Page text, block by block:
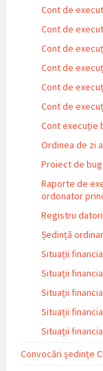
Cont de
Cont de
Cont de
Cont de
Cont de
Cont de
Cont execuție
Ordinea de zi
Proiect de
Raporte de
ordonator
Registru
Ședință
Situații
Situaţii
Situaţii
Situații
Situaţii
Convocări ședințe CL